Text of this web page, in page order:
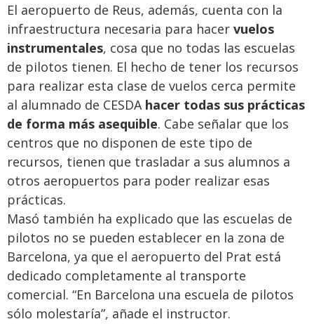
El aeropuerto de Reus, además, cuenta con la
infraestructura necesaria para hacer vuelos
instrumentales, cosa que no todas las escuelas
de pilotos tienen. El hecho de tener los recursos
para realizar esta clase de vuelos cerca permite
al alumnado de CESDA hacer todas sus prácticas
de forma más asequible. Cabe señalar que los
centros que no disponen de este tipo de
recursos, tienen que trasladar a sus alumnos a
otros aeropuertos para poder realizar esas
prácticas.
Masó también ha explicado que las escuelas de
pilotos no se pueden establecer en la zona de
Barcelona, ya que el aeropuerto del Prat está
dedicado completamente al transporte
comercial. “En Barcelona una escuela de pilotos
sólo molestaría”, añade el instructor.